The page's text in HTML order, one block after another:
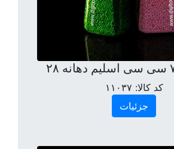
کد کالا: ۱۱۰۳۷
جزئیات